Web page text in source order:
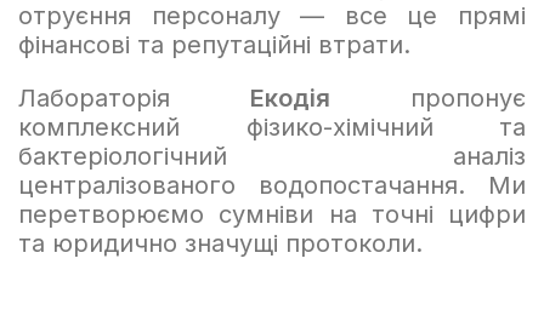
отруєння персоналу — все це прямі
фінансові та репутаційні втрати.
Лабораторія Екодія пропонує
комплексний фізико-хімічний та
бактеріологічний аналіз
централізованого водопостачання. Ми
перетворюємо сумніви на точні цифри
та юридично значущі протоколи.